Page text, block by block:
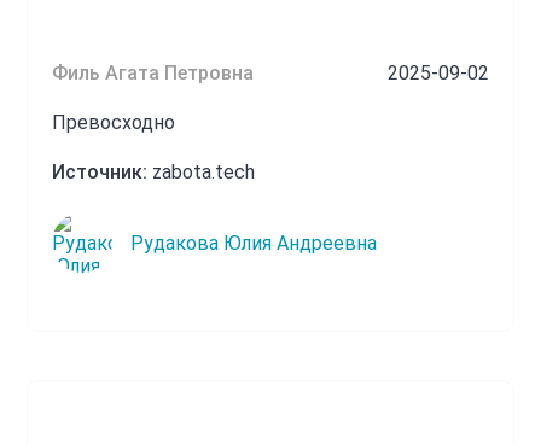
Филь Агата Петровна 2025-09-02
Превосходно
Источник: zabota.tech
Рудакова Юлия Андреевна